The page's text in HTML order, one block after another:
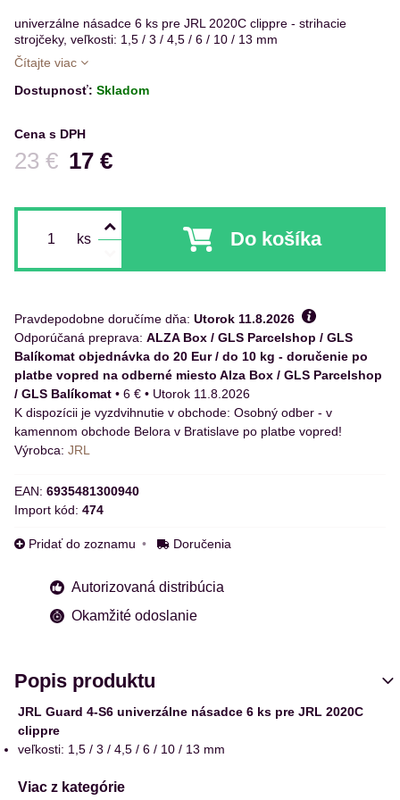
univerzálne násadce 6 ks pre JRL 2020C clippre - strihacie
strojčeky, veľkosti: 1,5 / 3 / 4,5 / 6 / 10 / 13 mm
Čítajte viac
Dostupnosť: Skladom
Cena s DPH
17 €
Pred zľavou:
23 €
ks Do košíka
Pravdepodobne doručíme dňa: Utorok 11.8.2026
ALZA Box / GLS Parcelshop / GLS
Balíkomat objednávka do 20 Eur / do 10 kg - doručenie po
platbe vopred na odberné miesto Alza Box / GLS Parcelshop
/ GLS Balíkomat • 6 € • Utorok 11.8.2026
Osobný odber - v
kamennom obchode Belora v Bratislave po platbe vopred!
Výrobca: JRL
EAN: 6935481300940
Import kód: 474
Pridať do zoznamu Doručenia
Autorizovaná distribúcia
Okamžité odoslanie
Popis produktu
JRL Guard 4-S6 univerzálne násadce 6 ks pre JRL 2020C
clippre
veľkosti: 1,5 / 3 / 4,5 / 6 / 10 / 13 mm
Viac z kategórie